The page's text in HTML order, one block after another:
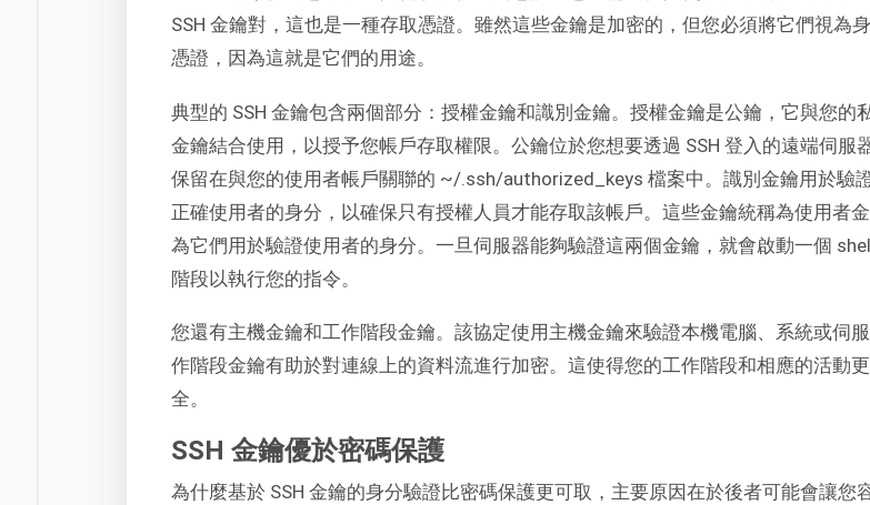
SSH 金鑰對，這也是一種存取憑證。雖然這些金鑰是加密的，但您必須將它們視為
憑證，因為這就是它們的用途。
典型的 SSH 金鑰包含兩個部分：授權金鑰和識別金鑰。授權金鑰是公鑰，它與您的
金鑰結合使用，以授予您帳戶存取權限。公鑰位於您想要透過 SSH 登入的遠端伺服
保留在與您的使用者帳戶關聯的 ~/.ssh/authorized_keys 檔案中。識別金鑰用於驗
正確使用者的身分，以確保只有授權人員才能存取該帳戶。這些金鑰統稱為使用者
為它們用於驗證使用者的身分。一旦伺服器能夠驗證這兩個金鑰，就會啟動一個
階段以執行您的指令。
您還有主機金鑰和工作階段金鑰。該協定使用主機金鑰來驗證本機電腦、系統或伺
作階段金鑰有助於對連線上的資料流進行加密。這使得您的工作階段和相應的活動
全。
SSH 金鑰優於密碼保護
為什麼基於 SSH 金鑰的身分驗證比密碼保護更可取，主要原因在於後者可能會讓您